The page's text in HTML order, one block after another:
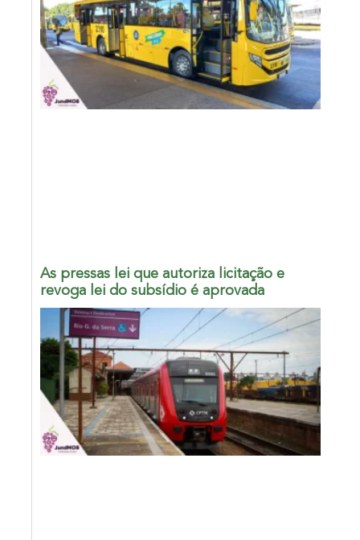
As pressas lei que autoriza licitação e
revoga lei do subsídio é aprovada